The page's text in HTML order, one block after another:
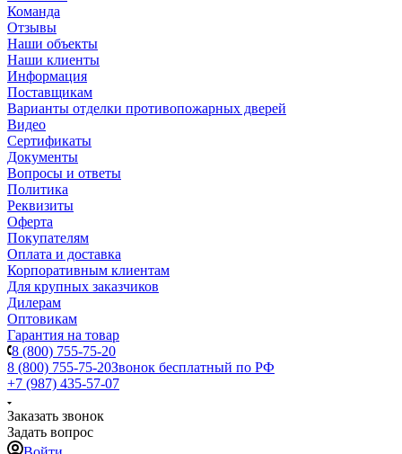
Команда
Отзывы
Наши объекты
Наши клиенты
Информация
Поставщикам
Варианты отделки противопожарных дверей
Видео
Сертификаты
Документы
Вопросы и ответы
Политика
Реквизиты
Оферта
Покупателям
Оплата и доставка
Корпоративным клиентам
Для крупных заказчиков
Дилерам
Оптовикам
Гарантия на товар
8 (800) 755-75-20
8 (800) 755-75-20Звонок бесплатный по РФ
+7 (987) 435-57-07
Заказать звонок
Задать вопрос